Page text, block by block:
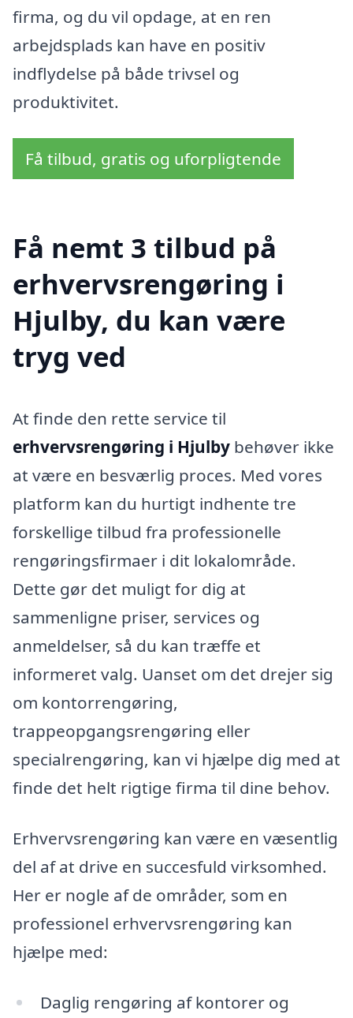
firma, og du vil opdage, at en ren
arbejdsplads kan have en positiv
indflydelse på både trivsel og
produktivitet.
Få tilbud, gratis og uforpligtende
Få nemt 3 tilbud på
erhvervsrengøring i
Hjulby, du kan være
tryg ved
At finde den rette service til
erhvervsrengøring i Hjulby behøver ikke
at være en besværlig proces. Med vores
platform kan du hurtigt indhente tre
forskellige tilbud fra professionelle
rengøringsfirmaer i dit lokalområde.
Dette gør det muligt for dig at
sammenligne priser, services og
anmeldelser, så du kan træffe et
informeret valg. Uanset om det drejer sig
om kontorrengøring,
trappeopgangsrengøring eller
specialrengøring, kan vi hjælpe dig med at
finde det helt rigtige firma til dine behov.
Erhvervsrengøring kan være en væsentlig
del af at drive en succesfuld virksomhed.
Her er nogle af de områder, som en
professionel erhvervsrengøring kan
hjælpe med:
Daglig rengøring af kontorer og